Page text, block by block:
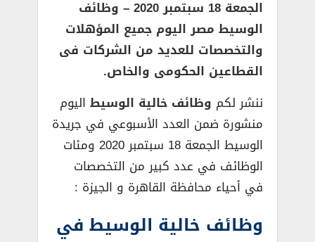
الجمعة 18 سبتمبر 2020 – وظائف
الوسيط مصر اليوم جميع المؤهلات
والتخصصات للعديد من الشركات فى
القطاعين الحكومى والخاص.
ننشر لكم وظائف خالية الوسيط اليوم
منشورة ضمن العدد الأسبوعي في جريدة
الوسيط الجمعة 18 سبتمبر 2020 ومئات
الوظائف في عدد كبير من التخصصات
في أحياء محافظة القاهرة و الجيزة :
وظائف خالية الوسيط في